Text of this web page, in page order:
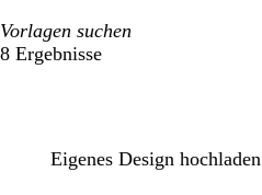
Vorlagen suchen
8 Ergebnisse
Filter
Eigenes Design hochladen